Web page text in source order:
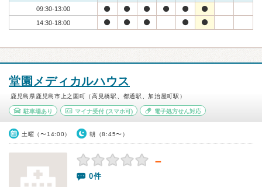
09:30-13:00
14:30-18:00
堂園メディカルハウス
鹿児島県鹿児島市上之園町（高見橋駅、都通駅、加治屋町駅）
駐車場あり マイナ受付(スマホ可) 電子処方せん対応
土曜（〜14:00） 朝（8:45〜）
－
0件